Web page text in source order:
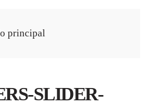
principal
SLIDER-